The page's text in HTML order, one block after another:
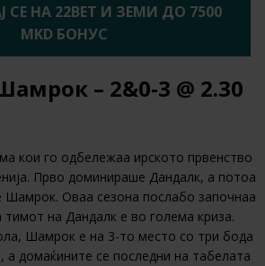
СЕ НА 22BET И ЗЕМИ ДО 7500
MKD БОНУС
– 2&0-3 @ 2.30
кои го одбележаа ирското првенство
Прво доминираше Дандалк, а потоа
Шамрок. Оваа сезона послабо започнаа
тимот на Дандалк е во голема криза.
Шамрок е на 3-то место со три бода
домаќините се последни на табелата